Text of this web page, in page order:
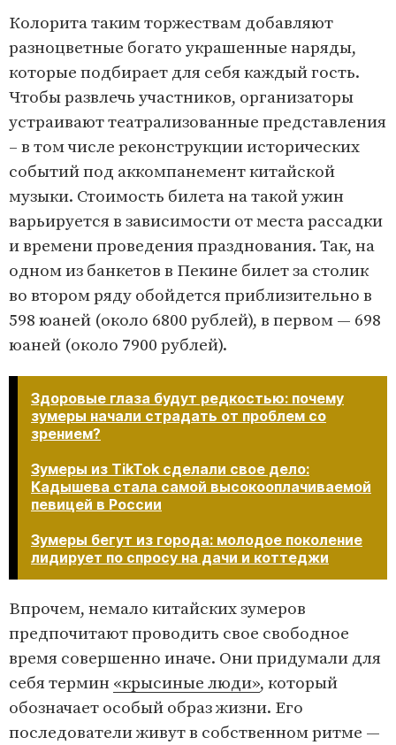
Колорита таким торжествам добавляют
разноцветные богато украшенные наряды,
которые подбирает для себя каждый гость.
Чтобы развлечь участников, организаторы
устраивают театрализованные представления
– в том числе реконструкции исторических
событий под аккомпанемент китайской
музыки. Стоимость билета на такой ужин
варьируется в зависимости от места рассадки
и времени проведения празднования. Так, на
одном из банкетов в Пекине билет за столик
во втором ряду обойдется приблизительно в
598 юаней (около 6800 рублей), в первом — 698
юаней (около 7900 рублей).
Здоровые глаза будут редкостью: почему
зумеры начали страдать от проблем со
зрением?
Зумеры из TikTok сделали свое дело:
Кадышева стала самой высокооплачиваемой
певицей в России
Зумеры бегут из города: молодое поколение
лидирует по спросу на дачи и коттеджи
Впрочем, немало китайских зумеров
предпочитают проводить свое свободное
время совершенно иначе. Они придумали для
себя термин «крысиные люди», который
обозначает особый образ жизни. Его
последователи живут в собственном ритме —